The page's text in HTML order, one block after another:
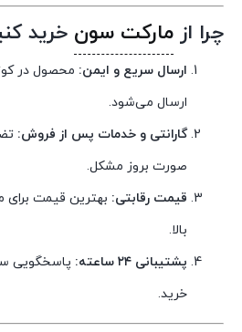
چرا از مارکت سون خرید
ارسال سریع و ایمن: محصول در
ارسال می‌شود.
گارانتی و خدمات پس از فروش:
صورت بروز مشکل.
قیمت رقابتی: بهترین قیمت برای
بالا.
پشتیبانی ۲۴ ساعته:
پاسخگویی
خرید.